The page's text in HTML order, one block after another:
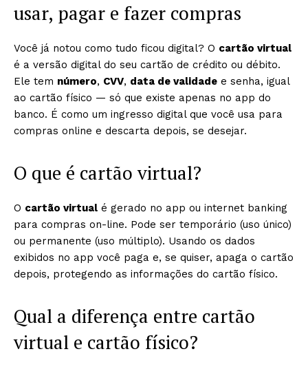
usar, pagar e fazer compras
Você já notou como tudo ficou digital? O cartão virtual
é a versão digital do seu cartão de crédito ou débito.
Ele tem número, CVV, data de validade e senha, igual
ao cartão físico — só que existe apenas no app do
banco. É como um ingresso digital que você usa para
compras online e descarta depois, se desejar.
O que é cartão virtual?
O cartão virtual é gerado no app ou internet banking
para compras on-line. Pode ser temporário (uso único)
ou permanente (uso múltiplo). Usando os dados
exibidos no app você paga e, se quiser, apaga o cartão
depois, protegendo as informações do cartão físico.
Qual a diferença entre cartão
virtual e cartão físico?